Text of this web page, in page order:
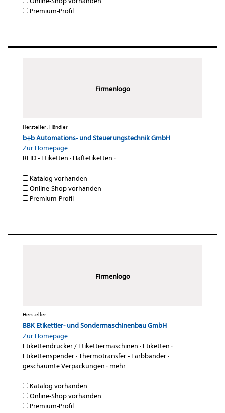
Premium-Profil
Firmenlogo
Hersteller , Händler
b+b Automations- und Steuerungstechnik GmbH
Zur Homepage
RFID - Etiketten · Haftetiketten ·
Katalog vorhanden
Online-Shop vorhanden
Premium-Profil
Firmenlogo
Hersteller
BBK Etikettier- und Sondermaschinenbau GmbH
Zur Homepage
Etikettendrucker / Etikettiermaschinen · Etiketten ·
Etikettenspender·Thermotransfer - Farbbänder·
geschäumte Verpackungen · mehr...
Katalog vorhanden
Online-Shop vorhanden
Premium-Profil